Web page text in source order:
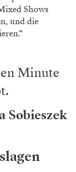
Shows
und die
Minute
Sobieszek